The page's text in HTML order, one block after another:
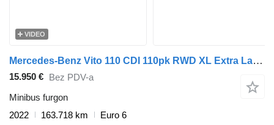
VIDEO
Mercedes-Benz Vito 110 CDI 110pk RWD XL Extra Lang Airco/Navi/Camera 12-2022
15.950 € Bez PDV-a
Minibus furgon
2022
163.718 km
Euro 6